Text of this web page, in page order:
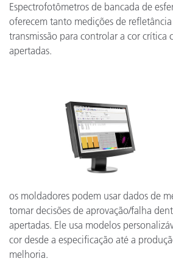
Espectrofotômetros de bancada de
oferecem tanto medições de
transmissão para controlar a cor crítica
apertadas.
os moldadores podem usar dados de
tomar decisões de aprovação/falha
apertadas. Ele usa modelos
cor desde a especificação até a
melhoria.